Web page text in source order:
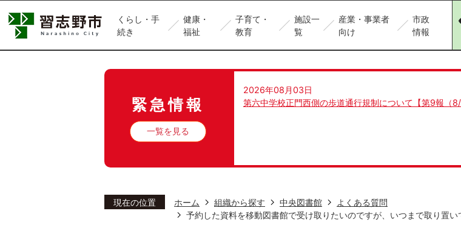
くらし・手
続き
健康・
福祉
子育て・
教育
施設一
覧
産業・事業者
向け
市政
情報
緊急情報
一覧を見る
2026年08月03日
第六中学校正門西側の歩道通行規制について【第9報（8/
現在の位置 ホーム 組織から探す 中央図書館
よくある質問
予約した資料を移動図書館で受け取りたいのですが、いつまで取り置い